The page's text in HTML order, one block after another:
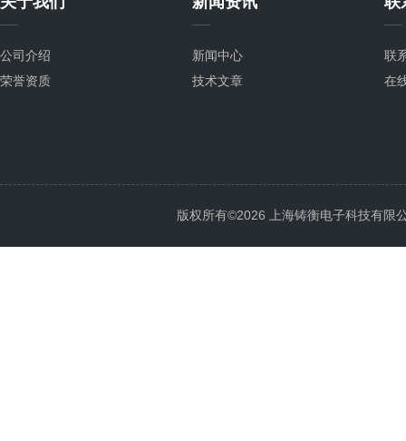
公司介绍
荣誉资质
新闻中心
技术文章
联
在
版权所有©2026 上海铸衡电子科技有